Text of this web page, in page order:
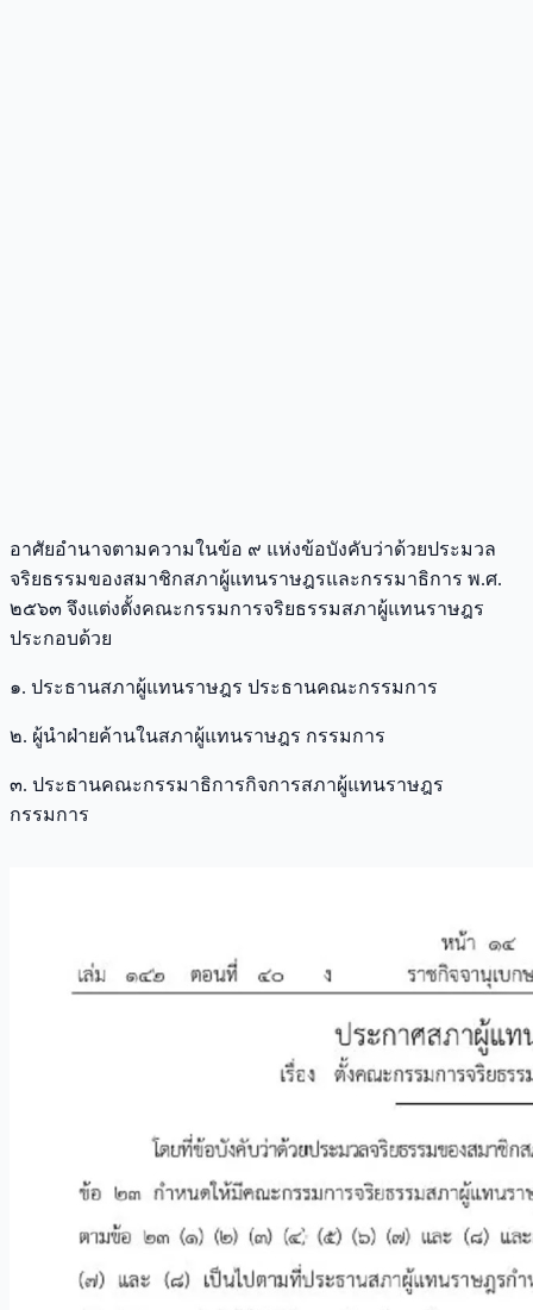
อาศัยอำนาจตามความในข้อ ๙ แห่งข้อบังคับว่าด้วยประมวล
จริยธรรมของสมาชิกสภาผู้แทนราษฎรและกรรมาธิการ พ.ศ.
๒๕๖๓ จึงแต่งตั้งคณะกรรมการจริยธรรมสภาผู้แทนราษฎร
ประกอบด้วย
๑. ประธานสภาผู้แทนราษฎร ประธานคณะกรรมการ
๒. ผู้นำฝ่ายค้านในสภาผู้แทนราษฎร กรรมการ
๓. ประธานคณะกรรมาธิการกิจการสภาผู้แทนราษฎร
กรรมการ